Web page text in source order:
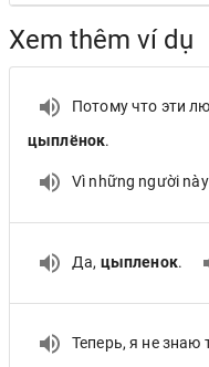
Xem thêm ví dụ
Потому что эти
цыплёнок.
Vì những người
Да, цыпленок.
Теперь, я не знаю